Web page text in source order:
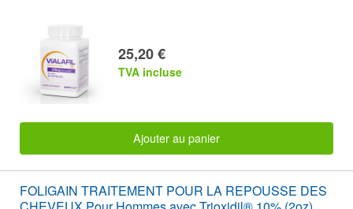
25,20 €
TVA incluse
Ajouter au panier
FOLIGAIN TRAITEMENT POUR LA REPOUSSE DES